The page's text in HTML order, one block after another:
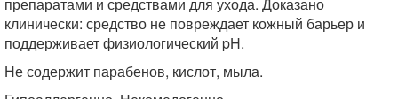
клинически: средство не повреждает кожный барьер и
поддерживает физиологический pH.
Не содержит парабенов, кислот, мыла.